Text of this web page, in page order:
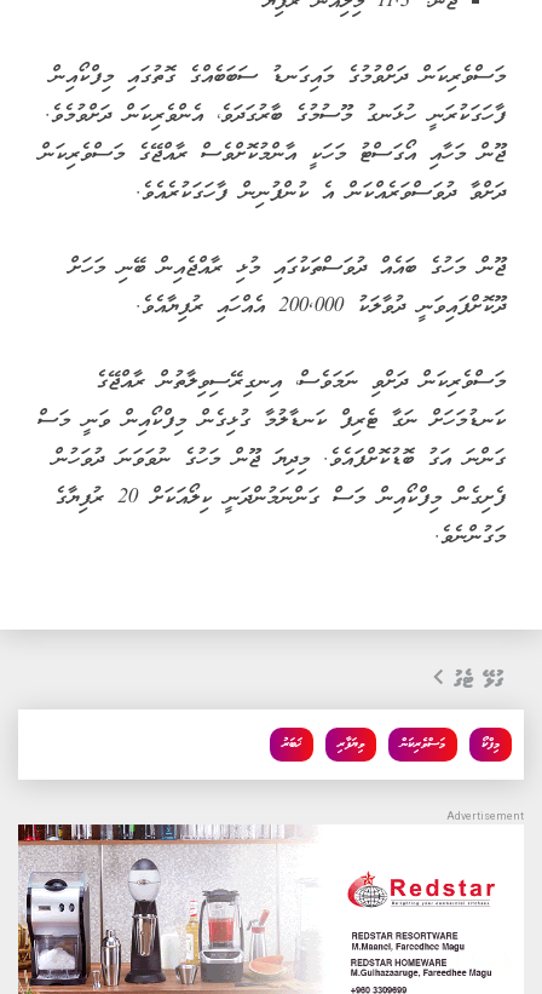
މަސްވެރިކަން ދަށްވުމުގެ މައިގަނޑު ސަބަބެއްގެ ގޮތުގައި މިފްކޯއިން
ފާހަގަކުރަނީ ހުޅަނގު މޫސުމުގެ ބާރުގަދަވެ، އެންވެރިކަން ދަށްވުމެވެ.
ޖޫން މަހާއި އޯގަސްޓު މަހަކީ އާންމުކޮށްވެސް ރާއްޖޭގެ މަސްވެރިކަން
ދަށްވާ ދުވަސްވަރެއްކަން އެ ކުންފުނިން ފާހަގަކުރެއެވެ.
ޖޫން މަހުގެ ބައެއް ދުވަސްތަކުގައި މުޅި ރާއްޖެއިން ބޭނި މަހަށް
ދޫކޮށްފައިވަނީ ދުވާލަކު 200,000 އެއްހައި ރުފިޔާއެވެ.
މަސްވެރިކަން ދަށްވި ނަމަވެސް، އިނގިރޭސިވިލާތުން ރާއްޖޭގެ
ކަނޑުމަހަށް ނަގާ ޓެރިފް ކަނޑާލުމާ ގުޅިގެން މިފްކޯއިން ވަނީ މަސް
ގަންނަ އަގު ބޮޑުކޮށްފައެވެ. މިދިޔަ ޖޫން މަހުގެ ނުވަވަނަ ދުވަހުން
ފެށިގެން މިފްކޯއިން މަސް ގަންނަމުންދަނީ ކިލޯއަކަށް 20 ރުފިޔާގެ
މަގުންނެވެ.
ގުޅޭ ޓެގު
ޚަބަރު ވިޔަފާރި މަސްވެރިކަން މިފްކޯ